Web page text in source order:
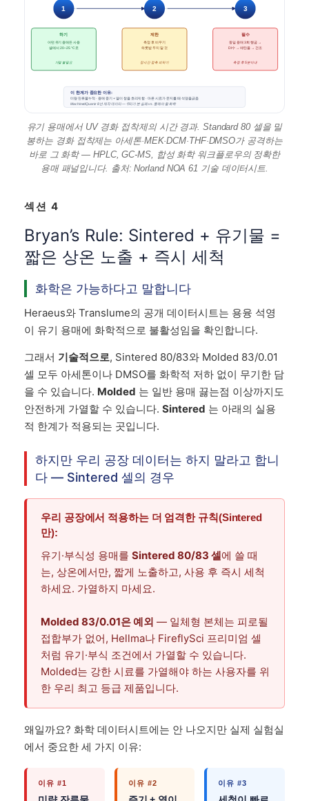
1
하기
어떤 유기 용매든 사용
셀에서 20–25 °C로
가열 불필요
2
제한
측정 후 비우기
하룻밤 두지 말 것
장시간 접촉 피하기
3
필수
동일 용매 3회 헹굼 →
DI수 → 에탄올 → 건조
측정 후 5분 이내
이 한계가 중요한 이유:
미량 잔류물 누적 · 용매 증기 + 열이 창을 흐리게 함 · 마른 시료가 문지를 때 석영을 긁음
MachinedQuartz 8년 제작 데이터 — 우리가 본 실패 vs. 통해야 할 화학
유기 용매에서 UV 경화 접착제의 시간 경과. Standard 80 셀을 밀
봉하는 경화 접착제는 아세톤·MEK·DCM·THF·DMSO가 공격하는
바로 그 화학 — HPLC, GC-MS, 합성 화학 워크플로우의 정확한
용매 패널입니다. 출처: Norland NOA 61 기술 데이터시트.
섹션 4
Bryan’s Rule: Sintered + 유기물 =
짧은 상온 노출 + 즉시 세척
화학은 가능하다고 말합니다
Heraeus와 Translume의 공개 데이터시트는 용융 석영
이 유기 용매에 화학적으로 불활성임을 확인합니다.
그래서 기술적으로, Sintered 80/83와 Molded 83/0.01
셀 모두 아세톤이나 DMSO를 화학적 저하 없이 무기한 담
을 수 있습니다. Molded 는 일반 용매 끓는점 이상까지도
안전하게 가열할 수 있습니다. Sintered 는 아래의 실용
적 한계가 적용되는 곳입니다.
하지만 우리 공장 데이터는 하지 말라고 합니
다 — Sintered 셀의 경우
우리 공장에서 적용하는 더 엄격한 규칙(Sintered
만):
유기·부식성 용매를 Sintered 80/83 셀에 쓸 때
는, 상온에서만, 짧게 노출하고, 사용 후 즉시 세척
하세요. 가열하지 마세요.
Molded 83/0.01은 예외 — 일체형 본체는 피로될
접합부가 없어, Hellma나 FireflySci 프리미엄 셀
처럼 유기·부식 조건에서 가열할 수 있습니다.
Molded는 강한 시료를 가열해야 하는 사용자를 위
한 우리 최고 등급 제품입니다.
왜일까요? 화학 데이터시트에는 안 나오지만 실제 실험실
에서 중요한 세 가지 이유:
이유 #1 이유 #2 이유 #3